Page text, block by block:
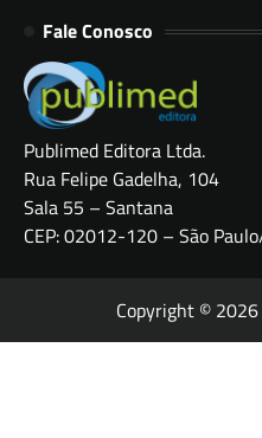
Fale Conosco
Publimed Editora Ltda.
Rua Felipe Gadelha, 104
Sala 55 – Santana
CEP: 02012-120 – São
Copyright © 2026